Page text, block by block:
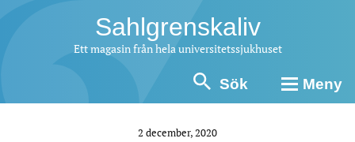
Sahlgrenskaliv
Ett magasin från hela universitetssjukhuset
Sök Meny
2 december, 2020